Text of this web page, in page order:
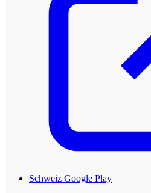
Schweiz Google Play